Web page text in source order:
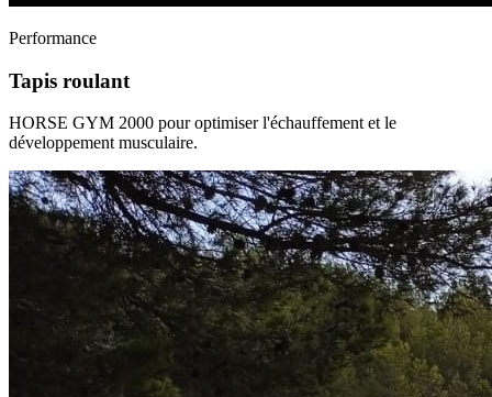
Performance
Tapis roulant
HORSE GYM 2000 pour optimiser l'échauffement et le
développement musculaire.